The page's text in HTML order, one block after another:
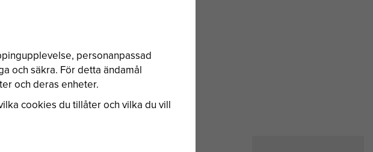
personanpassad
och säkra. För detta ändamål
och deras enheter.
cookies du tillåter och vilka du vill